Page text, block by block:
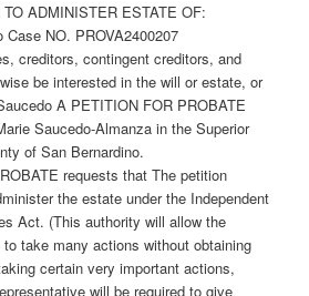
ADMINISTER ESTATE OF:
NO. PROVA2400207
creditors, contingent creditors, and
be interested in the will or estate, or
A PETITION FOR PROBATE
Saucedo-Almanza in the Superior
of San Bernardino.
requests that The petition
the estate under the Independent
Act. (This authority will allow the
take many actions without obtaining
certain very important actions,
will be required to give